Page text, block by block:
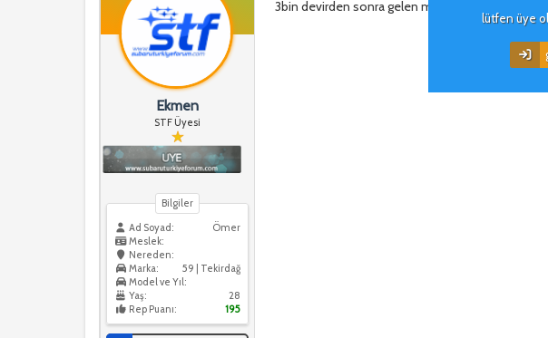
lütfen üye
Ekmen
STF Üyesi
Bilgiler
Ad Soyad:
Ömer
Meslek:
Nereden:
59 | Tekirdağ
Marka:
Model ve Yıl:
Yaş:
28
Rep Puanı:
195
3bin devirden sonra gelen motor sesi de cabası